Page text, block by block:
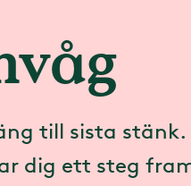
till sista
dig ett steg